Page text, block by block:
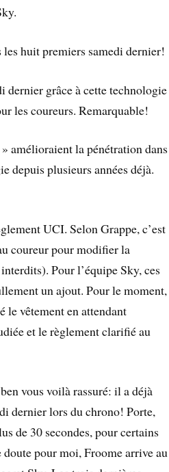
huit premiers samedi dernier!
dernier grâce à cette technologie
les coureurs. Remarquable!
amélioraient la pénétration dans
depuis plusieurs années déjà.
UCI. Selon Grappe, c’est
coureur pour modifier la
Pour l’équipe Sky, ces
un ajout. Pour le moment,
le vêtement en attendant
et le règlement clarifié au
vous voilà rassuré: il a déjà
dernier lors du chrono! Porte,
de 30 secondes, pour certains
pour moi, Froome arrive au